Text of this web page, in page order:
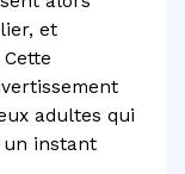
et
adultes qui
instant